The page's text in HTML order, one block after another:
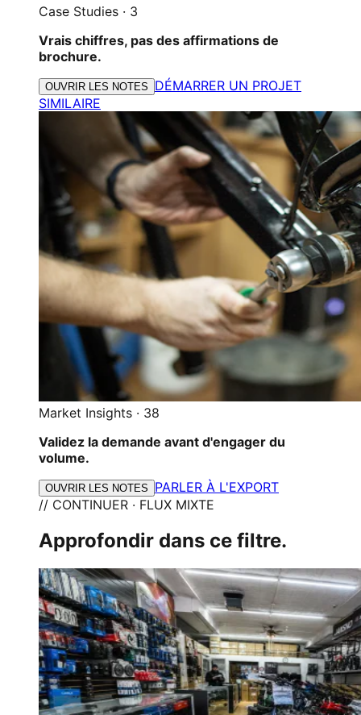
Case Studies · 3
Vrais chiffres, pas des affirmations de
brochure.
OUVRIR LES NOTES
DÉMARRER UN PROJET
SIMILAIRE
Market Insights · 38
Validez la demande avant d'engager du
volume.
OUVRIR LES NOTES
PARLER À L'EXPORT
// CONTINUER · FLUX MIXTE
Approfondir dans ce filtre.